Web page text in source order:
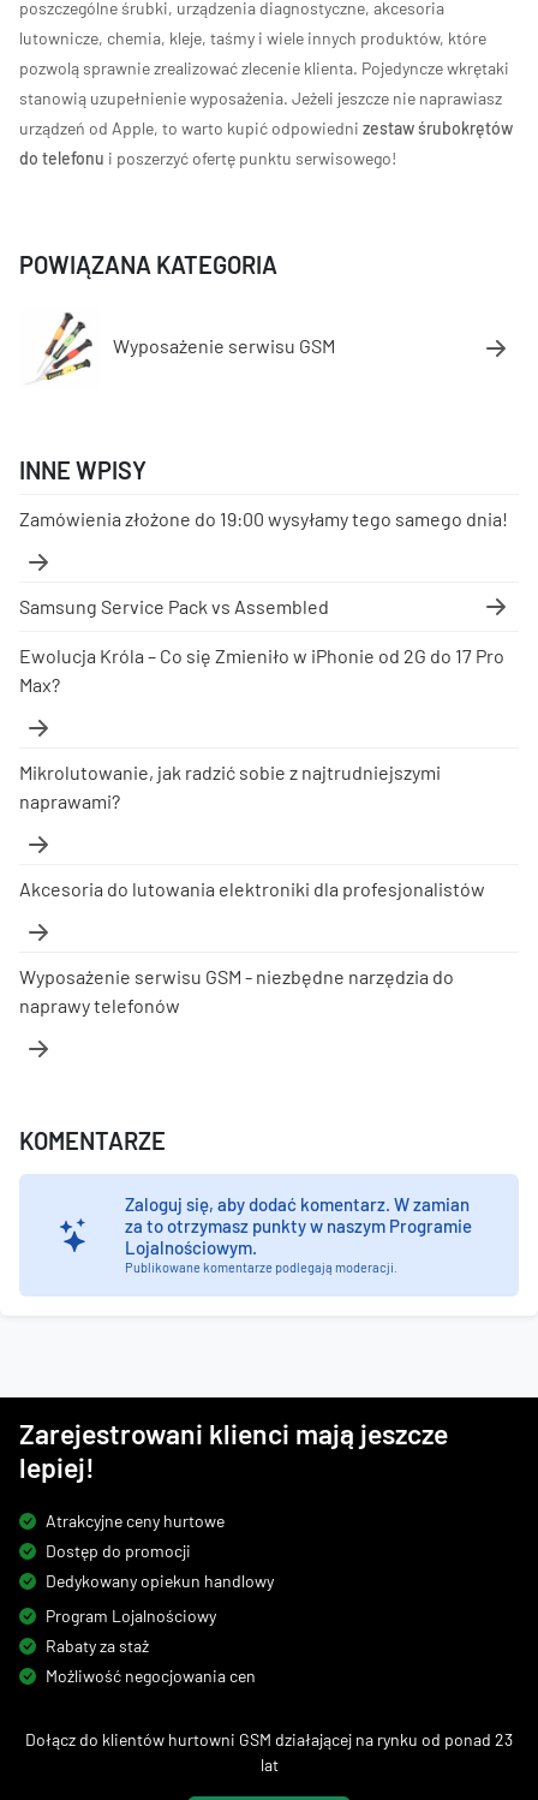
poszczególne śrubki, urządzenia diagnostyczne, akcesoria
lutownicze, chemia, kleje, taśmy i wiele innych produktów, które
pozwolą sprawnie zrealizować zlecenie klienta. Pojedyncze wkrętaki
stanowią uzupełnienie wyposażenia. Jeżeli jeszcze nie naprawiasz
urządzeń od Apple, to warto kupić odpowiedni zestaw śrubokrętów
do telefonu i poszerzyć ofertę punktu serwisowego!
POWIĄZANA KATEGORIA
Wyposażenie serwisu GSM
INNE WPISY
Zamówienia złożone do 19:00 wysyłamy tego samego dnia!
Samsung Service Pack vs Assembled
Ewolucja Króla – Co się Zmieniło w iPhonie od 2G do 17 Pro
Max?
Mikrolutowanie, jak radzić sobie z najtrudniejszymi
naprawami?
Akcesoria do lutowania elektroniki dla profesjonalistów
Wyposażenie serwisu GSM - niezbędne narzędzia do
naprawy telefonów
KOMENTARZE
Zaloguj się, aby dodać komentarz. W zamian
za to otrzymasz punkty w naszym Programie
Lojalnościowym.
Publikowane komentarze podlegają moderacji.
Zarejestrowani klienci mają jeszcze
lepiej!
Atrakcyjne ceny hurtowe
Dostęp do promocji
Dedykowany opiekun handlowy
Program Lojalnościowy
Rabaty za staż
Możliwość negocjowania cen
Dołącz do klientów hurtowni GSM działającej na rynku od ponad 23
lat